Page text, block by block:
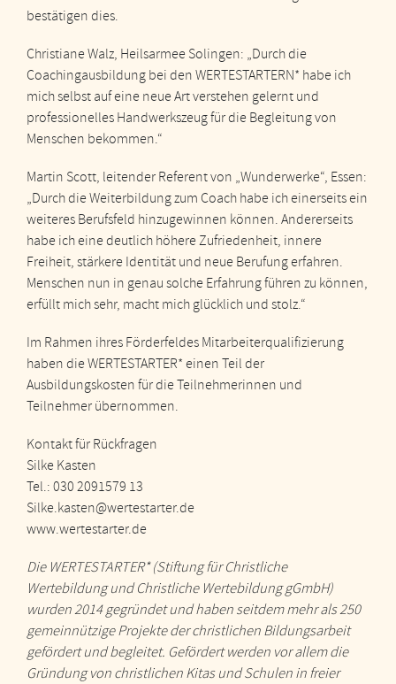
bestätigen dies.
Christiane Walz, Heilsarmee Solingen: „Durch die
Coachingausbildung bei den WERTESTARTERN* habe ich
mich selbst auf eine neue Art verstehen gelernt und
professionelles Handwerkszeug für die Begleitung von
Menschen bekommen.“
Martin Scott, leitender Referent von „Wunderwerke“, Essen:
„Durch die Weiterbildung zum Coach habe ich einerseits ein
weiteres Berufsfeld hinzugewinnen können. Andererseits
habe ich eine deutlich höhere Zufriedenheit, innere
Freiheit, stärkere Identität und neue Berufung erfahren.
Menschen nun in genau solche Erfahrung führen zu können,
erfüllt mich sehr, macht mich glücklich und stolz.“
Im Rahmen ihres Förderfeldes Mitarbeiterqualifizierung
haben die WERTESTARTER* einen Teil der
Ausbildungskosten für die Teilnehmerinnen und
Teilnehmer übernommen.
Kontakt für Rückfragen
Silke Kasten
Tel.: 030 2091579 13
Silke.kasten@wertestarter.de
www.wertestarter.de
Die WERTESTARTER* (Stiftung für Christliche
Wertebildung und Christliche Wertebildung gGmbH)
wurden 2014 gegründet und haben seitdem mehr als 250
gemeinnützige Projekte der christlichen Bildungsarbeit
gefördert und begleitet. Gefördert werden vor allem die
Gründung von christlichen Kitas und Schulen in freier